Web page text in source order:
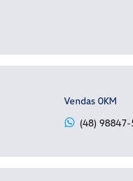
Vendas 0KM
(48)